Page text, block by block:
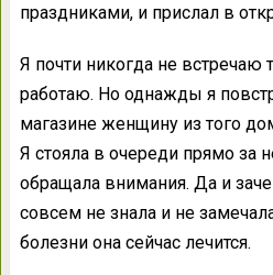
праздниками, и прислал в
Я почти никогда не встречаю
работаю. Но однажды я
магазине женщину из того
Я стояла в очереди прямо за
обращала внимания. Да и
совсем не знала и не
болезни она сейчас лечится.